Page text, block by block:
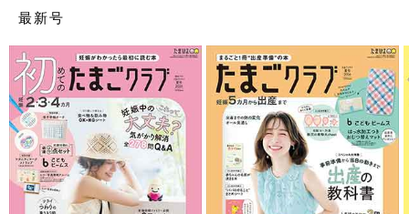
はパンツタイプになっているのでズレないのがポイントとのこ
と！
しまむらキッズ「これは大優勝！」
「500円台は買っちゃう」秋冬使えるト
レーナーおすすめ4選
おしゃれママのプチプラコーデには欠かせない
しまむらのキッズ商品。今回はこの秋冬に使え
るトレーナーを買った方のインスタ投稿をご紹
介します♪ ぜひみなさんも真似してみてくださ
いね！
いかがでしたか？どのキャラクターデザインも可愛くて、子ども
最新号